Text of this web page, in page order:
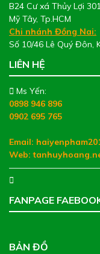
B24 Cư xá Thủy Lợi
Mỹ Tây, Tp.HCM
Chi nhánh Đồng Nai:
Số 10/46 Lê Quý Đôn,
LIÊN HỆ
Ms Yến:
0898 946 896
0902 695 765
Email:
Web:
FANPAGE
BẢN ĐỒ